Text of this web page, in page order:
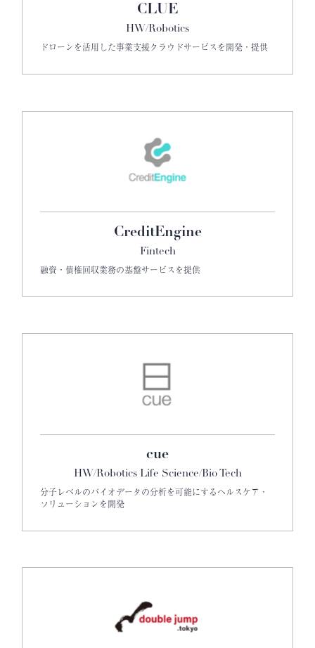
CLUE
HW/Robotics
ドローンを活用した事業支援クラウドサービスを開発・提供
CreditEngine
Fintech
融資・債権回収業務の基盤サービスを提供
cue
HW/Robotics Life Science/Bio Tech
分子レベルのバイオデータの分析を可能にするヘルスケア・
ソリューションを開発